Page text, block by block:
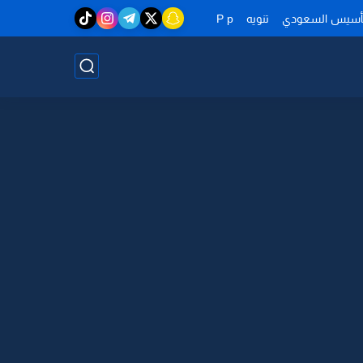
السعودي تنويه P p